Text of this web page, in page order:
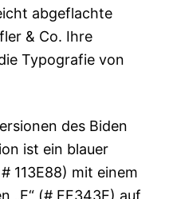
abgeflachte
& Co. Ihre
Typografie von
des Biden
ist ein blauer
113E88) mit einem
„E“ (# FF343E) auf